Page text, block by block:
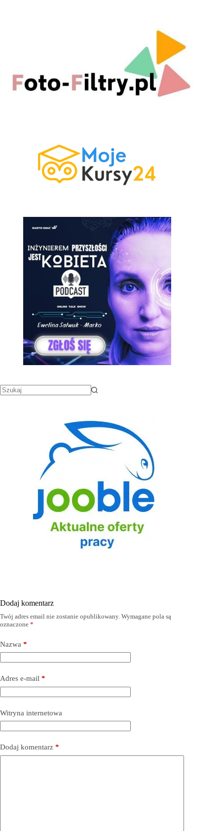
Dodaj komentarz
Twój adres email nie zostanie opublikowany. Wymagane pola są
oznaczone *
Nazwa *
Adres e-mail *
Witryna internetowa
Dodaj komentarz *